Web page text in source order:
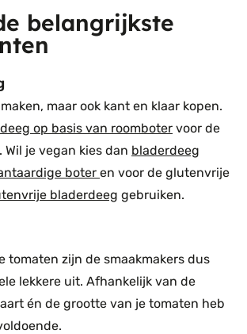
belangrijkste
maar ook kant en klaar kopen.
op basis van roomboter voor de
Wil je vegan kies dan bladerdeeg
boter en voor de glutenvrije
bladerdeeg gebruiken.
tomaten zijn de smaakmakers dus
lekkere uit. Afhankelijk van de
én de grootte van je tomaten heb